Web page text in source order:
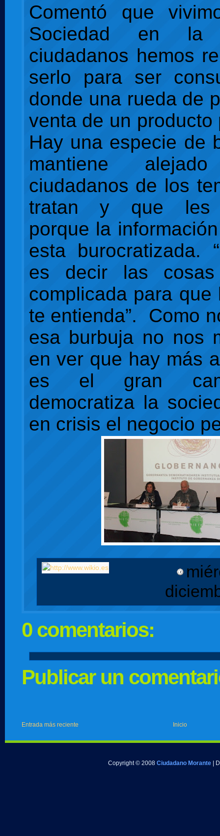
Comentó que
Sociedad en
ciudadanos hemos
serlo para ser
donde una rueda de
venta de un producto
Hay una especie de
mantiene
ciudadanos de los
tratan y que les
porque la
esta burocratizada.
es decir las
complicada para que
te entienda”. Como
esa burbuja no nos
en ver que hay más
es el gran
democratiza la
en crisis el negocio
0 comentarios:
Publicar un
Entrada más reciente Inicio
Copyright © 2008 Ciudadano Morante |